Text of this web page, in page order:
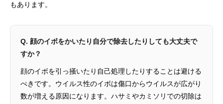
もあります。
Q. 顔のイボをかいたり自分で除去したりしても大丈夫で
すか？
顔のイボを引っ掻いたり自己処理したりすることは避ける
べきです。ウイルス性のイボは傷口からウイルスが広がり
数が増える原因になります。ハサミやカミソリでの切除は